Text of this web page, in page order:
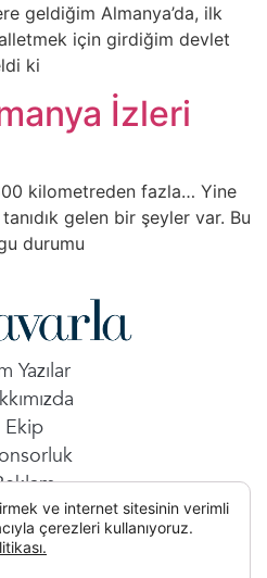
geldiğim Almanya’da, ilk
için girdiğim devlet
ki
İzleri
kilometreden fazla… Yine
gelen bir şeyler var. Bu
durumu
Yazılar
Ekip
ve internet sitesinin verimli
çerezleri kullanıyoruz.